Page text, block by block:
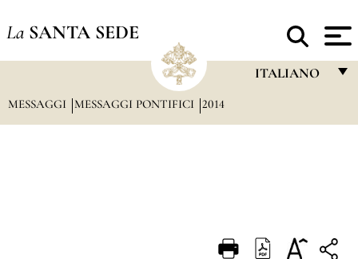
La SANTA SEDE
ITALIANO
MESSAGGI MESSAGGI PONTIFICI 2014